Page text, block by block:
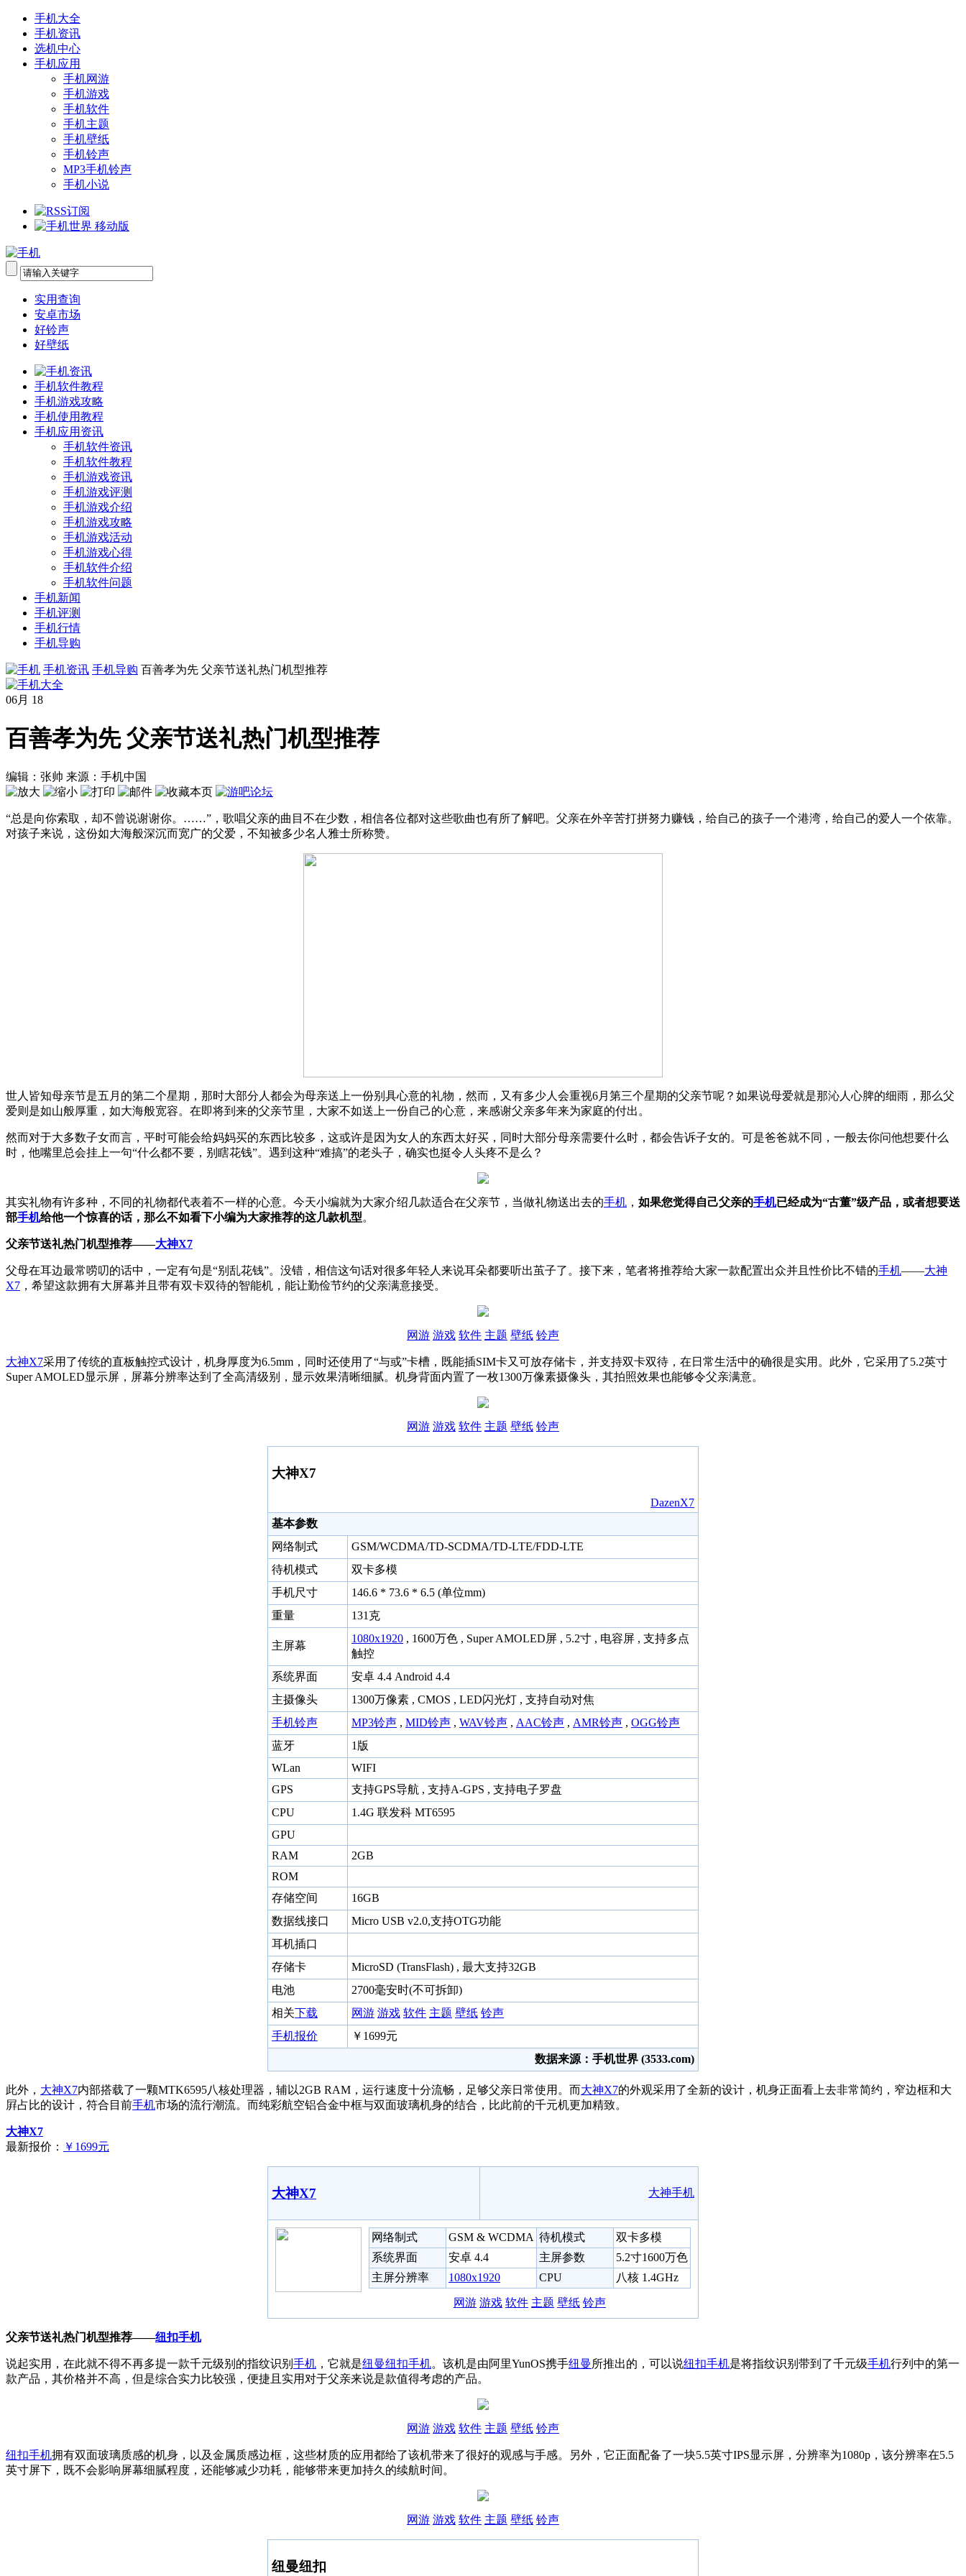
手机大全
手机资讯
选机中心
手机应用
手机网游
手机游戏
手机软件
手机主题
手机壁纸
手机铃声
MP3手机铃声
手机小说
实用查询
安卓市场
好铃声
好壁纸
手机软件教程
手机游戏攻略
手机使用教程
手机应用资讯
手机软件资讯
手机软件教程
手机游戏资讯
手机游戏评测
手机游戏介绍
手机游戏攻略
手机游戏活动
手机游戏心得
手机软件介绍
手机软件问题
手机新闻
手机评测
手机行情
手机导购
手机资讯 手机导购 百善孝为先 父亲节送礼热门机型推荐
06月 18
百善孝为先 父亲节送礼热门机型推荐
编辑：张帅 来源：手机中国
“总是向你索取，却不曾说谢谢你。……”，歌唱父亲的曲目不在少数，相信各位都对这些歌曲也有所了解吧。父亲在外辛苦打拼努力赚钱，给自己的孩子一个港湾，给自己的爱人一个依靠。
对孩子来说，这份如大海般深沉而宽广的父爱，不知被多少名人雅士所称赞。
世人皆知母亲节是五月的第二个星期，那时大部分人都会为母亲送上一份别具心意的礼物，然而，又有多少人会重视6月第三个星期的父亲节呢？如果说母爱就是那沁人心脾的细雨，那么父
爱则是如山般厚重，如大海般宽容。在即将到来的父亲节里，大家不如送上一份自己的心意，来感谢父亲多年来为家庭的付出。
然而对于大多数子女而言，平时可能会给妈妈买的东西比较多，这或许是因为女人的东西太好买，同时大部分母亲需要什么时，都会告诉子女的。可是爸爸就不同，一般去你问他想要什么
时，他嘴里总会挂上一句“什么都不要，别瞎花钱”。遇到这种“难搞”的老头子，确实也挺令人头疼不是么？
其实礼物有许多种，不同的礼物都代表着不一样的心意。今天小编就为大家介绍几款适合在父亲节，当做礼物送出去的手机 ， 如果您觉得自己父亲的手机已经成为“古董”级产品，或者想要送
部手机给他一个惊喜的话，那么不如看下小编为大家推荐的这几款机型。
父亲节送礼热门机型推荐——大神X7
父母在耳边最常唠叨的话中，一定有句是“别乱花钱”。没错，相信这句话对很多年轻人来说耳朵都要听出茧子了。接下来，笔者将推荐给大家一款配置出众并且性价比不错的手机——大神
X7 ，希望这款拥有大屏幕并且带有双卡双待的智能机，能让勤俭节约的父亲满意接受。
网游 游戏 软件 主题 壁纸 铃声
大神X7采用了传统的直板触控式设计，机身厚度为6.5mm，同时还使用了“与或”卡槽，既能插SIM卡又可放存储卡，并支持双卡双待，在日常生活中的确很是实用。此外，它采用了5.2英寸
Super AMOLED显示屏，屏幕分辨率达到了全高清级别，显示效果清晰细腻。机身背面内置了一枚1300万像素摄像头，其拍照效果也能够令父亲满意。
网游 游戏 软件 主题 壁纸 铃声
大神X7
DazenX7
基本参数
网络制式
GSM/WCDMA/TD-SCDMA/TD-LTE/FDD-LTE
待机模式
双卡多模
手机尺寸
146.6 * 73.6 * 6.5 (单位mm)
重量
131克
主屏幕
1080x1920 , 1600万色 , Super AMOLED屏 , 5.2寸 , 电容屏 , 支持多点
触控
系统界面
安卓 4.4 Android 4.4
主摄像头
1300万像素 , CMOS , LED闪光灯 , 支持自动对焦
手机铃声
MP3铃声 , MID铃声 , WAV铃声 , AAC铃声 , AMR铃声 , OGG铃声
蓝牙
1版
WLan
WIFI
GPS
支持GPS导航 , 支持A-GPS , 支持电子罗盘
CPU
1.4G 联发科 MT6595
GPU
RAM
2GB
ROM
存储空间
16GB
数据线接口
Micro USB v2.0,支持OTG功能
耳机插口
存储卡
MicroSD (TransFlash) , 最大支持32GB
电池
2700毫安时(不可拆卸)
相关下载 网游 游戏 软件 主题 壁纸 铃声
手机报价
￥1699元
数据来源：手机世界 (3533.com)
此外， 大神X7内部搭载了一颗MTK6595八核处理器，辅以2GB RAM，运行速度十分流畅，足够父亲日常使用。而大神X7的外观采用了全新的设计，机身正面看上去非常简约，窄边框和大
屛占比的设计，符合目前手机市场的流行潮流。而纯彩航空铝合金中框与双面玻璃机身的结合，比此前的千元机更加精致。
大神X7
最新报价：
￥1699元
大神X7 大神手机
网络制式 GSM & WCDMA 待机模式
双卡多模
系统界面
安卓 4.4 主屏参数
5.2寸1600万色
主屏分辨率
1080x1920 CPU 八核 1.4GHz
网游 游戏 软件 主题 壁纸 铃声
父亲节送礼热门机型推荐——纽扣手机
说起实用，在此就不得不再多提一款千元级别的指纹识别 手机 ，它就是纽曼纽扣手机。该机是由阿里YunOS携手纽曼 所推出的，可以说纽扣手机是将指纹识别带到了千元级手机行列中的第一
款产品，其价格并不高，但是综合实力比较强，便捷且实用对于父亲来说是款值得考虑的产品。
网游 游戏 软件 主题 壁纸 铃声
纽扣手机拥有双面玻璃质感的机身，以及金属质感边框，这些材质的应用都给了该机带来了很好的观感与手感。另外，它正面配备了一块5.5英寸IPS显示屏，分辨率为1080p，该分辨率在5.5
英寸屏下，既不会影响屏幕细腻程度，还能够减少功耗，能够带来更加持久的续航时间。
网游 游戏 软件 主题 壁纸 铃声
纽曼纽扣